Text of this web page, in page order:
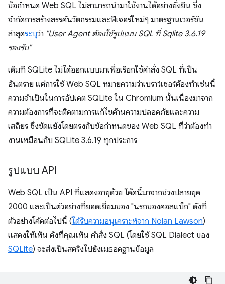
ข้อกำหนด Web SQL ไม่สามารถนำมาใช้งานได้อย่างยั่งยืน ซึ่ง
จำกัดการสร้างสรรค์นวัตกรรมและฟีเจอร์ใหม่ๆ มาตรฐานเวอร์ชัน
ล่าสุดระบุว่า "User Agent ต้องใช้รูปแบบ SQL ที่ Sqlite 3.6.19
รองรับ"
เดิมที SQLite ไม่ได้ออกแบบมาเพื่อเรียกใช้คำสั่ง SQL ที่เป็น
อันตราย แต่การใช้ Web SQL หมายความว่าเบราว์เซอร์ต้องทำเช่นนี้
ความจำเป็นในการอัปเดต SQLite ใน Chromium นั้นเนื่องมาจาก
ความต้องการที่จะติดตามการแก้ไขด้านความปลอดภัยและความ
เสถียร ซึ่งขัดแย้งโดยตรงกับข้อกำหนดของ Web SQL ที่ว่าต้องทํา
งานเหมือนกับ SQLite 3.6.19 ทุกประการ
รูปแบบ API
Web SQL เป็น API ที่แสดงอายุด้วย โค้ดนี้มาจากช่วงปลายยุค
2000 และเป็นตัวอย่างที่ยอดเยี่ยมของ "นรกของคอลแบ็ก" ดังที่
ตัวอย่างโค้ดต่อไปนี้ (ได้รับความอนุเคราะห์จาก Nolan Lawson)
แสดงให้เห็น ดังที่คุณเห็น คำสั่ง SQL (โดยใช้ SQL Dialect ของ
SQLite) จะส่งเป็นสตริงไปยังเมธอดฐานข้อมูล